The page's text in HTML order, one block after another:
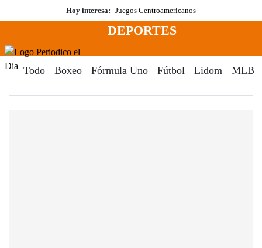
al
Hoy interesa: Juegos Centroamericanos
Menú
DEPORTES
Todo Boxeo Fórmula Uno Fútbol Lidom MLB